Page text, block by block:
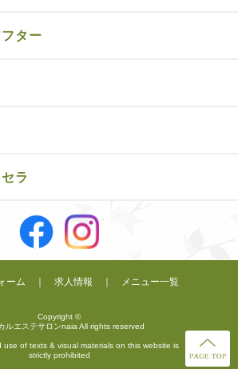
ター
ラ
ーム 求人情報 メニュー一覧
Copyright ©
ルエステサロンnaia All rights reserved
use of texts & visual materials on this website is
strictly prohibited